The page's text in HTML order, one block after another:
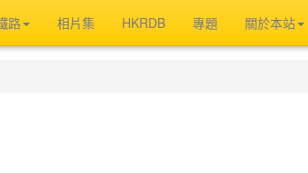
路 相片集 HKRDB 專題 關於本站